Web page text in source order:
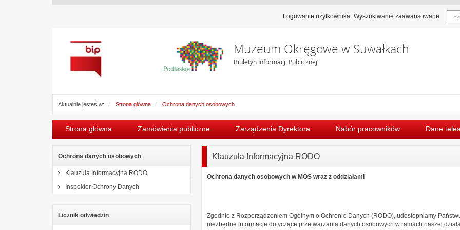
Logowanie użytkownika Wyszukiwanie zaawansowane
Muzeum Okręgowe w Suwałkach
Biuletyn Informacji Publicznej
Aktualnie jesteś w: Strona główna Ochrona danych osobowych
Strona główna Zamówienia publiczne Zarządzenia Dyrektora Nabór pracowników Dane
Ochrona danych osobowych
Klauzula Informacyjna RODO
Inspektor Ochrony Danych
Licznik odwiedzin
Klauzula Informacyjna RODO
Ochrona danych osobowych w MOS wraz z oddziałami
Zgodnie z Rozporządzeniem Ogólnym o Ochronie Danych (RODO), udostępniamy
niezbędne informacje dotyczące przetwarzania danych osobowych w ramach naszej